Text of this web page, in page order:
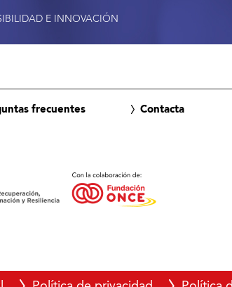
E INNOVACIÓN
frecuentes Contacta